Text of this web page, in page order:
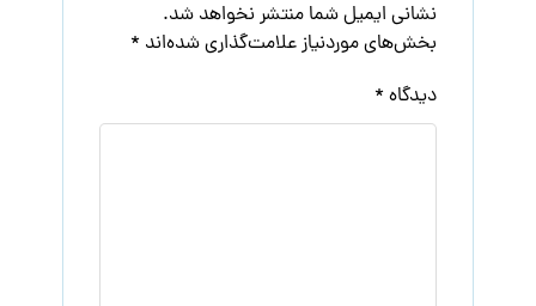
نشانی ایمیل شما منتشر نخواهد شد.
بخش‌های موردنیاز علامت‌گذاری شده‌اند *
دیدگاه *